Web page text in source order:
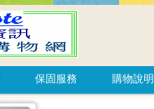
保固服務 購物說明